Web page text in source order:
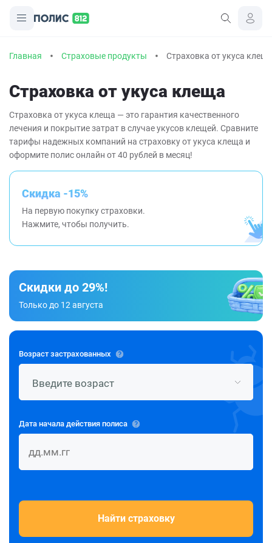
Главная Страховые продукты Страховка от укуса клеща
Страховка от укуса клеща
Страховка от укуса клеща — это гарантия качественного
лечения и покрытие затрат в случае укусов клещей. Сравните
тарифы надежных компаний на страховку от укуса клеща и
оформите полис онлайн от 40 рублей в месяц!
Скидка -15%
На первую покупку страховки.
Нажмите, чтобы получить.
Скидки до 29%!
Только до 12 августа
Возраст застрахованных
Дата начала действия полиса
Найти страховку